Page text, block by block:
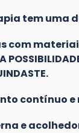
tem uma
com
contínuo
e